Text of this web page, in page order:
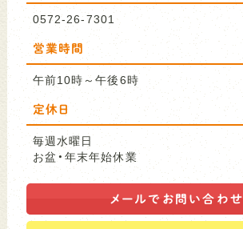
0572-26-7301
営業時間
午前10時～午後6時
定休日
毎週水曜日
お盆・年末年始休業
メールで お問い合わせ